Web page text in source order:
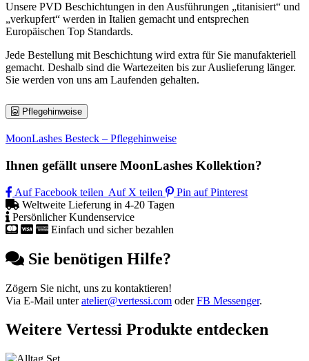
Unsere PVD Beschichtungen in den Ausführungen „titanisiert“ und
„verkupfert“ werden in Italien gemacht und entsprechen
Europäischen Top Standards.
Jede Bestellung mit Beschichtung wird extra für Sie manufakteriell
gemacht. Deshalb sind die Wartezeiten bis zur Auslieferung länger.
Sie werden von uns am Laufenden gehalten.
Pflegehinweise
MoonLashes Besteck – Pflegehinweise
Ihnen gefällt unsere MoonLashes Kollektion?
Auf Facebook teilen Auf X teilen
Pin auf Pinterest
Weltweite Lieferung in 4-20 Tagen
Persönlicher Kundenservice
Einfach und sicher bezahlen
Sie benötigen Hilfe?
Zögern Sie nicht, uns zu kontaktieren!
Via E-Mail unteratelier@vertessi.com oderFB Messenger.
Weitere Vertessi Produkte entdecken